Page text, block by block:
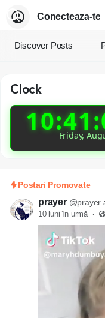
Conecteaza-te
Discover Posts
Clock
Friday,
Postari Promovate
prayer @prayer
10 luni în urmă ·